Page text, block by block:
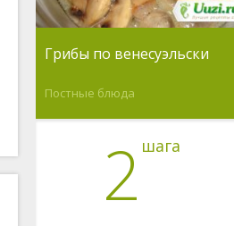
Грибы по венесуэльски
Постные блюда
2 шага